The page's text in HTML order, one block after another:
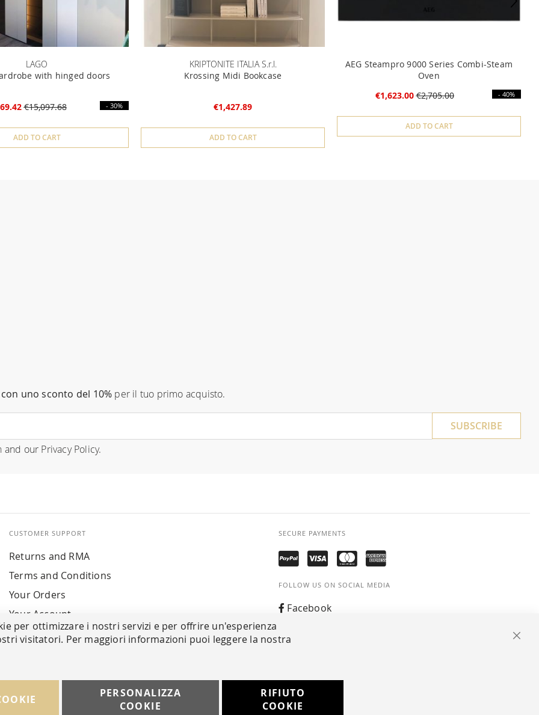
LAGO
with hinged doors
€15,097.68 - 30%
ADD TO CART
KRIPTONITE ITALIA S.r.l.
Krossing Midi Bookcase
€1,427.89
ADD TO CART
AEG Steampro 9000 Series Combi-Steam
Oven
€1,623.00 €2,705.00 - 40%
ADD TO CART
uno sconto del 10% per il tuo primo acquisto.
and our Privacy Policy.
SUBSCRIBE
CUSTOMER SUPPORT
Returns and RMA
Terms and Conditions
Your Orders
Your Account
SECURE PAYMENTS
FOLLOW US ON SOCIAL MEDIA
Facebook
Whatsapp
per ottimizzare i nostri servizi e per offrire un'esperienza
visitatori. Per maggiori informazioni puoi leggere la nostra
PERSONALIZZA
COOKIE
RIFIUTO
COOKIE